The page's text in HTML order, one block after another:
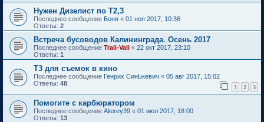
Нужен Дизелист по Т2,3
Последнее сообщение Боня « 01 ноя 2017, 10:36
Ответы: 2
Встреча бусоводов Калининграда. Осень 2017
Последнее сообщение Trali-Vali « 22 окт 2017, 23:10
Ответы: 1
Т3 для съемок в кино
Последнее сообщение Генрих СинЬкевич « 05 авг 2017, 15:02
Ответы: 48 1 2 3
Помогите с карбюратором
Последнее сообщение Alexey39 « 01 июл 2017, 18:00
Ответы: 13